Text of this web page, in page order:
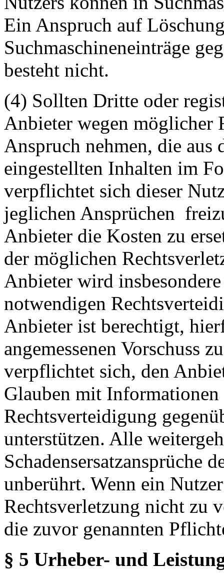
Ein Anspruch auf
Suchmaschineneinträge
besteht nicht.
(4) Sollten Dritte oder
Anbieter wegen möglicher
Anspruch nehmen, die aus
eingestellten Inhalten im
verpflichtet sich dieser
jeglichen Ansprüchen
Anbieter die Kosten zu
der möglichen
Anbieter wird
notwendigen
Anbieter ist berechtigt,
angemessenen Vorschuss
verpflichtet sich, den
Glauben mit
Rechtsverteidigung
unterstützen. Alle
Schadensersatzansprüche
unberührt. Wenn ein
Rechtsverletzung nicht zu
die zuvor genannten
§ 5 Urheber- und